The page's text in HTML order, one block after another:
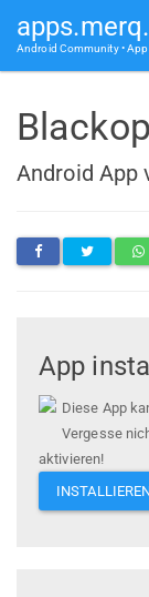
Android Community • App
Android App
App
Diese App
Vergesse
aktivieren!